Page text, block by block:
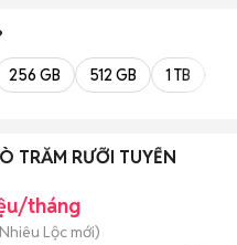
256 GB 512 GB 1 TB
TRĂM RƯỠI TUYỂN
tháng
Nhiêu Lộc mới)